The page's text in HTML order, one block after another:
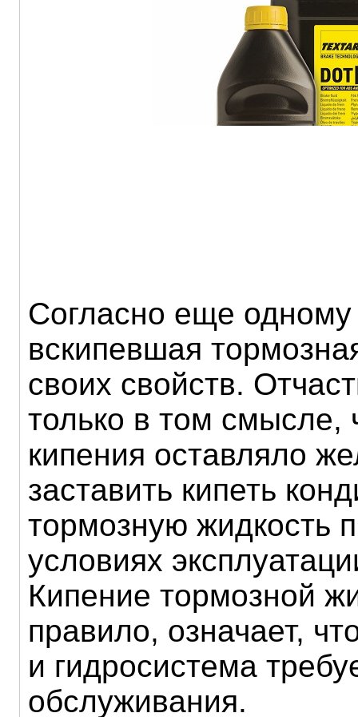
Согласно еще
вскипевшая
своих свойств.
только в том смысле,
кипения оставляло
заставить кипеть
тормозную жидкость
условиях
Кипение тормозной
правило, означает,
и гидросистема
обслуживания.